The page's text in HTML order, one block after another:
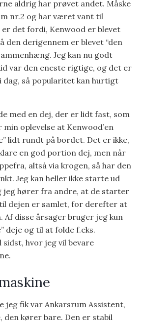
aldrig har prøvet andet. Måske
nr.2 og har været vant til
er det fordi, Kenwood er blevet
den derigennem er blevet “den
Jeg kan nu godt
var den eneste rigtige, og det er
dag, så popularitet kan hurtigt
med en dej, der er lidt fast, som
oplevelse at Kenwood’en
lidt rundt på bordet. Det er ikke,
en god portion dej, men når
altså via krogen, så har den
Jeg kan heller ikke starte ud
jeg hører fra andre, at de starter
dejen er samlet, for derefter at
Af disse årsager bruger jeg kun
deje og til at folde f.eks.
hvor jeg vil bevare
jeg fik var Ankarsrum Assistent,
den kører bare. Den er stabil